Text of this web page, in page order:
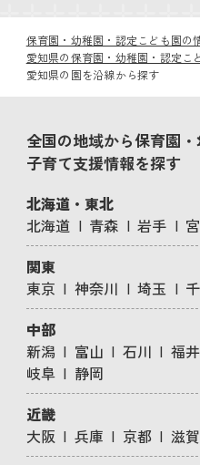
保育園・幼稚園・認定こども園の
愛知県の保育園・幼稚園・認定こ
愛知県の園を沿線から探す
全国の地域から保育園
子育て支援情報を探す
北海道・東北
北海道
青森 岩手
関東
東京
神奈川 埼玉
中部
新潟
富山 石川 福井
岐阜
静岡
近畿
大阪
兵庫 京都 滋賀